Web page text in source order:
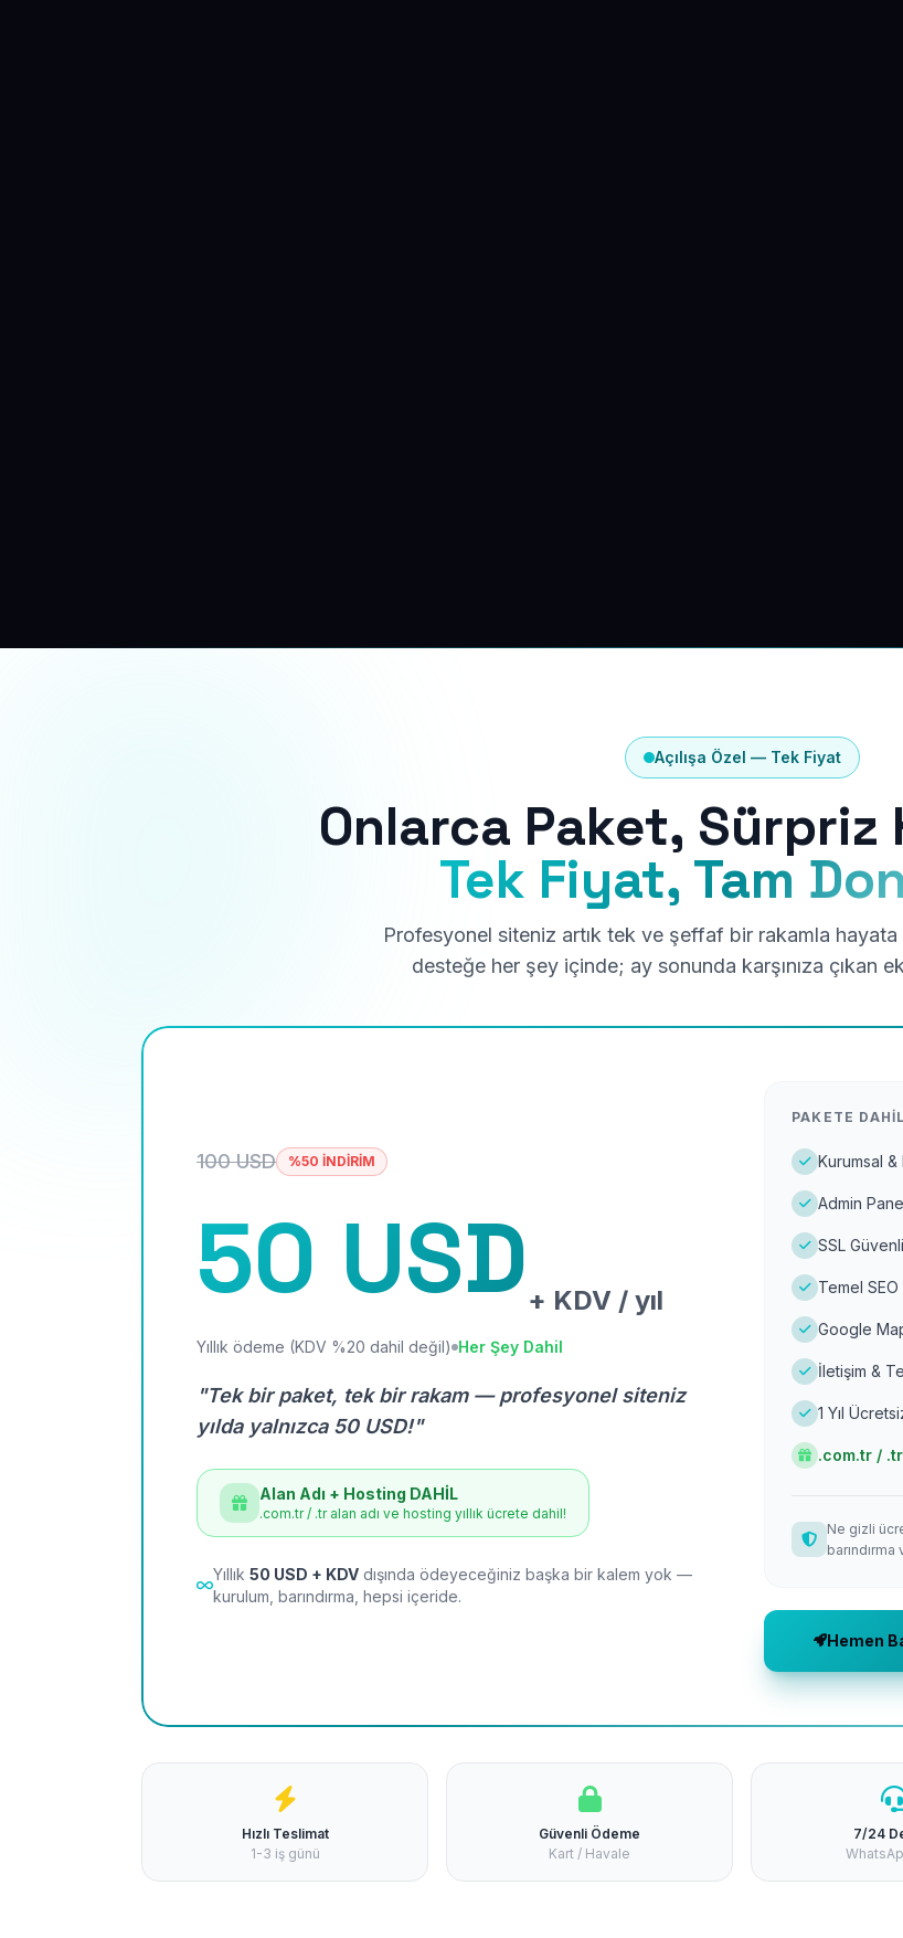
Açılışa Özel — Tek Fiyat
Onlarca Paket, Sürpriz
Tek Fiyat, Tam
Profesyonel siteniz artık tek ve şeffaf bir rakamla hayata
desteğe her şey içinde; ay sonunda karşınıza çıkan
100 USD %50 İNDİRİM
50 USD+ KDV / yıl
Yıllık ödeme (KDV %20 dahil değil) Her Şey Dahil
"Tek bir paket, tek bir rakam — profesyonel siteniz
yılda yalnızca 50 USD!"
Alan Adı + Hosting DAHİL
.com.tr / .tr alan adı ve hosting yıllık ücrete dahil!
Yıllık 50 USD + KDV dışında ödeyeceğiniz başka bir kalem yok —
kurulum, barındırma, hepsi içeride.
PAKETE
Kurumsal
Admin
SSL
Temel
Google
İletişim &
1 Yıl
.com.tr /
Ne gizli
Hemen
Hızlı Teslimat
1-3 iş günü
Güvenli Ödeme
Kart / Havale
7/24